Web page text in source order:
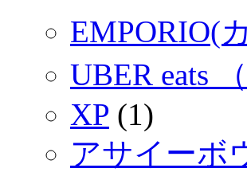
EMPORIO(
UBER eats
XP (1)
アサイーボ